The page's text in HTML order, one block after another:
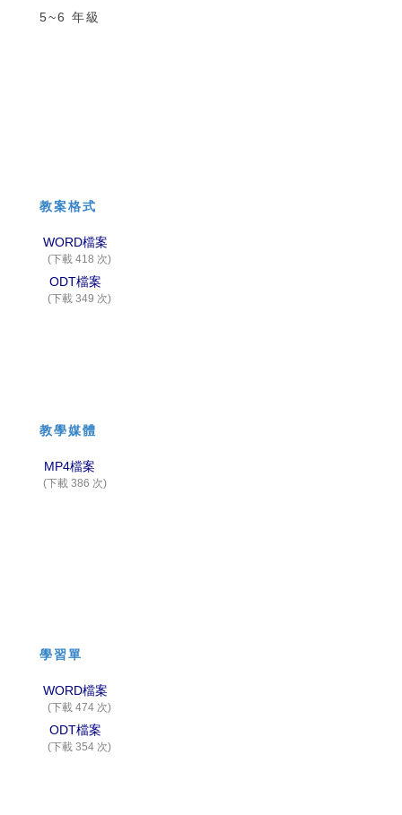
5~6 年級
教案格式
WORD檔案
(下載 418 次)
ODT檔案
(下載 349 次)
教學媒體
MP4檔案
(下載 386 次)
學習單
WORD檔案
(下載 474 次)
ODT檔案
(下載 354 次)